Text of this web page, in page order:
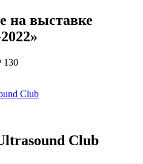
на выставке
130
Club
Club